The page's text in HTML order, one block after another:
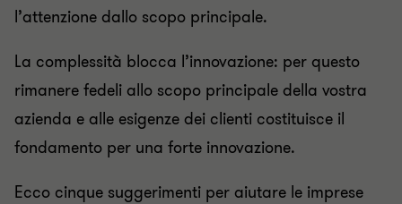
l’attenzione dallo scopo principale.
La complessità blocca l’innovazione: per questo
rimanere fedeli allo scopo principale della vostra
azienda e alle esigenze dei clienti costituisce il
fondamento per una forte innovazione.
Ecco cinque suggerimenti per aiutare le imprese